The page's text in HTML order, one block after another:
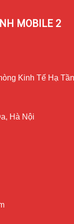
MOBILE 2
Kinh Tế Hạ
Hà Nội